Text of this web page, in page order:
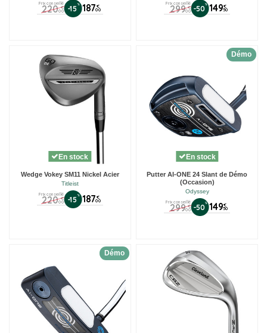
Prix conseillé
220 €
00 -15 % 187 €
00
Prix conseillé
299 €
00 -50% 149 €
50
En stock
Wedge Vokey SM11 Nickel Acier
Titleist
Prix conseillé
220 €
00 -15 % 187 €
00
Démo
En stock
Putter AI-ONE 24 Slant de Démo
(Occasion)
Odyssey
Prix conseillé
299 €
00 -50% 149 €
50
Démo